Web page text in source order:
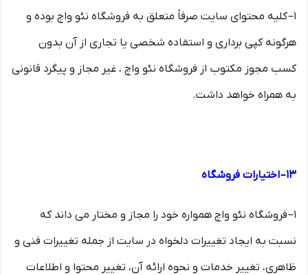
۱– کلیه محتوای سایت صرفاً متعلق به فروشگاه نئو واچ بوده و
هرگونه کپی برداری و استفاده شخصی یا تجاری از آن بدون
کسب مجوز مکتوب از فروشگاه نئو واچ ، غیر مجاز و پیگرد قانونی
به همراه خواهد داشت.
۱۳– اختیارات فروشگاه
۱– فروشگاه نئو واچ همواره خود را مجاز و مختار می داند که
نسبت به ایجاد تغییرات دلخواه در سایت از جمله تغییرات فنی و
ظاهری، تغییر خدمات و نحوه ارائه آن، تغییر محتوا و اطلاعات